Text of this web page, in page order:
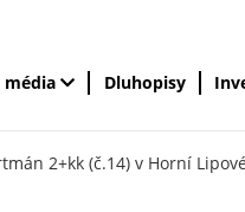
média Dluhopisy
2+kk (č.14) v Horní